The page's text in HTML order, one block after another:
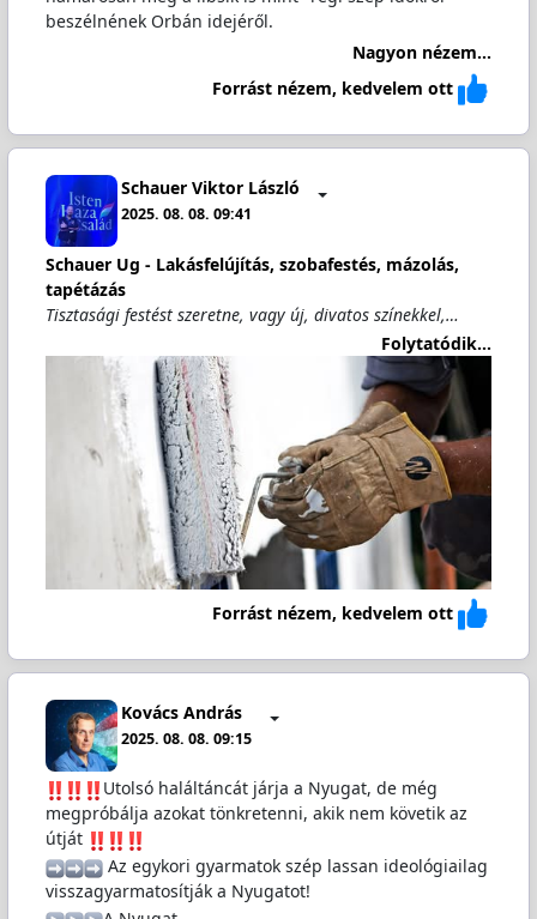
beszélnének Orbán idejéről.
Nagyon nézem...
Forrást nézem, kedvelem ott
Schauer Viktor László
2025. 08. 08. 09:41
Schauer Ug - Lakásfelújítás, szobafestés, mázolás,
tapétázás
Tisztasági festést szeretne, vagy új, divatos színekkel,…
Folytatódik...
Forrást nézem, kedvelem ott
Kovács András
2025. 08. 08. 09:15
️Utolsó haláltáncát járja a Nyugat, de még
megpróbálja azokat tönkretenni, akik nem követik az
útját
️ Az egykori gyarmatok szép lassan ideológiailag
visszagyarmatosítják a Nyugatot!